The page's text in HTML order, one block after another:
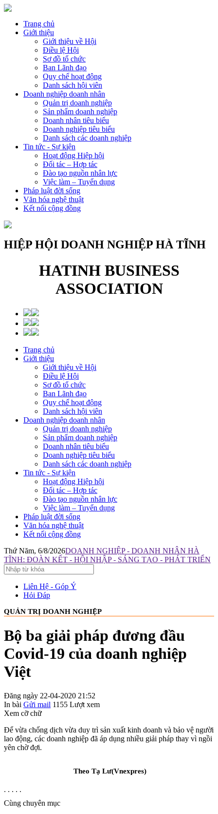
Trang chủ
Giới thiệu
Giới thiệu về Hội
Điều lệ Hội
Sơ đồ tổ chức
Ban Lãnh đạo
Quy chế hoạt động
Danh sách hội viên
Doanh nghiệp doanh nhân
Quản trị doanh nghiệp
Sản phẩm doanh nghiệp
Doanh nhân tiêu biểu
Doanh nghiệp tiêu biểu
Danh sách các doanh nghiệp
Tin tức - Sự kiện
Hoạt động Hiệp hội
Đối tác – Hợp tác
Đào tạo nguồn nhân lực
Việc làm – Tuyển dụng
Pháp luật đời sống
Văn hóa nghệ thuật
Kết nối cộng đồng
HIỆP HỘI DOANH NGHIỆP HÀ TĨNH
HATINH BUSINESS
ASSOCIATION
Trang chủ
Giới thiệu
Giới thiệu về Hội
Điều lệ Hội
Sơ đồ tổ chức
Ban Lãnh đạo
Quy chế hoạt động
Danh sách hội viên
Doanh nghiệp doanh nhân
Quản trị doanh nghiệp
Sản phẩm doanh nghiệp
Doanh nhân tiêu biểu
Doanh nghiệp tiêu biểu
Danh sách các doanh nghiệp
Tin tức - Sự kiện
Hoạt động Hiệp hội
Đối tác – Hợp tác
Đào tạo nguồn nhân lực
Việc làm – Tuyển dụng
Pháp luật đời sống
Văn hóa nghệ thuật
Kết nối cộng đồng
Thứ Năm, 6/8/2026DOANH NGHIỆP - DOANH NHÂN HÀ
TĨNH: ĐOÀN KẾT - HỘI NHẬP - SÁNG TẠO - PHÁT TRIỂN
Liên Hệ - Góp Ý
Hỏi Đáp
QUẢN TRỊ DOANH NGHIỆP
Bộ ba giải pháp đương đầu
Covid-19 của doanh nghiệp
Việt
Đăng ngày 22-04-2020 21:52
In bài Gửi mail 1155 Lượt xem
Xem cỡ chữ
Để vừa chống dịch vừa duy trì sản xuất kinh doanh và bảo vệ người
lao động, các doanh nghiệp đã áp dụng nhiều giải pháp thay vì ngồi
yên chờ đợi.
Theo Tạ Lư(Vnexpres)
. . . . .
Cùng chuyên mục